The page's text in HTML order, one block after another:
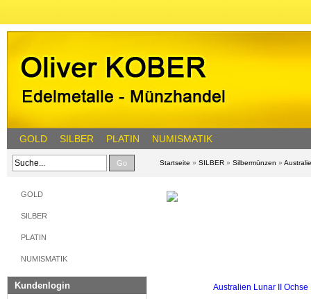
GOLD SILBER PLATIN NUMISMATIK
Go Startseite » SILBER » Silbermünzen »
GOLD
SILBER
PLATIN
NUMISMATIK
Kundenlogin